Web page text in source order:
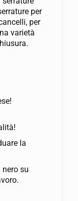
per
per
varietà
la
su